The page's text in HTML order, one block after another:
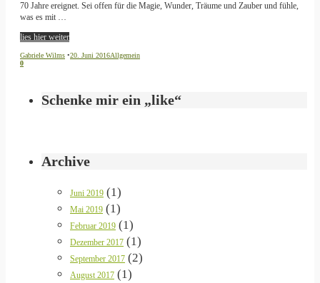
70 Jahre ereignet. Sei offen für die Magie, Wunder, Träume und Zauber und fühle,
was es mit …
lies hier weiter
Gabriele Wilms •20. Juni 2016Allgemein
0
Schenke mir ein „like“
Archive
Juni 2019 (1)
Mai 2019 (1)
Februar 2019 (1)
Dezember 2017 (1)
September 2017 (2)
August 2017 (1)